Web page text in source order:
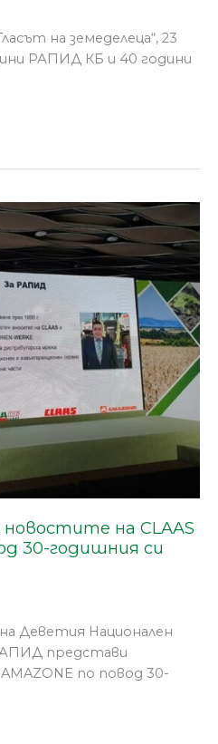
на земеделеца“, 23
РАПИД КБ и 40 години
на CLAAS
30-годишния си
Деветия Национален
представи
по повод 30-